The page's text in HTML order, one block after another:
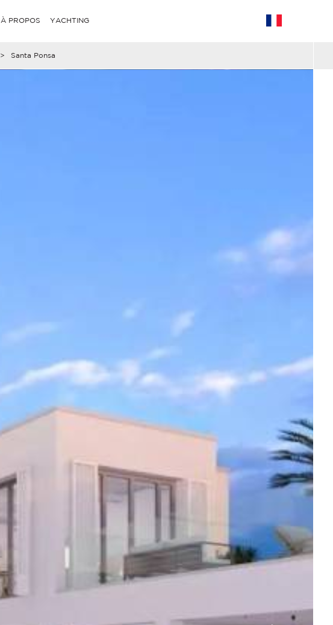
À PROPOS YACHTING
> Santa Ponsa